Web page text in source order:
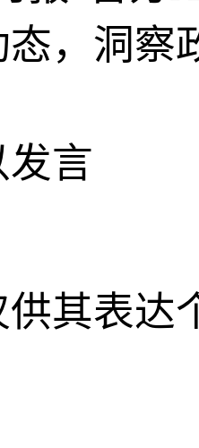
态，洞察
发言
供其表达